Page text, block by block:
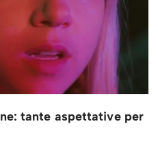
tante aspettative per